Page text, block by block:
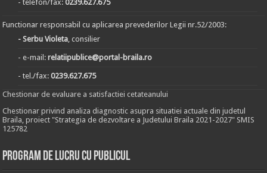
- telefon/fax:0239.627.675
Functionar responsabil cu aplicarea prevederilor Legii nr.52/2003:
- Serbu Violeta , consilier
- e-mail:relatiipublice@portal-braila.ro
- tel./fax:0239.627.675
Chestionar de evaluare a satisfactiei cetateanului
Chestionar privind analiza diagnostic asupra situatiei actuale din judetul
Braila, proiect "Strategia de dezvoltare a Judetului Braila 2021-2027" SMIS
125782
Program de lucru cu publicul